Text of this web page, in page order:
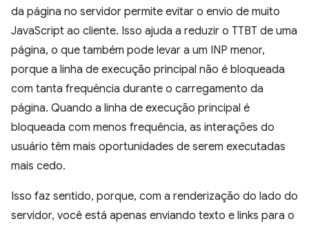
da página no servidor permite evitar o envio de muito
JavaScript ao cliente. Isso ajuda a reduzir o TTBT de uma
página, o que também pode levar a um INP menor,
porque a linha de execução principal não é bloqueada
com tanta frequência durante o carregamento da
página. Quando a linha de execução principal é
bloqueada com menos frequência, as interações do
usuário têm mais oportunidades de serem executadas
mais cedo.
Isso faz sentido, porque, com a renderização do lado do
servidor, você está apenas enviando texto e links para o